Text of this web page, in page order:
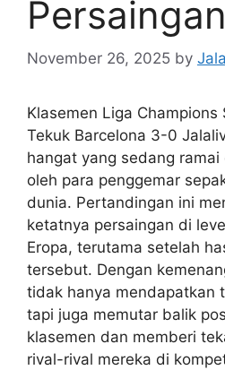
November 26, 2025 by
Klasemen Liga Champions
Tekuk Barcelona 3-0
hangat yang sedang
oleh para penggemar
dunia. Pertandingan ini
ketatnya persaingan di
Eropa, terutama setelah
tersebut. Dengan
tidak hanya mendapatkan
tapi juga memutar balik
klasemen dan memberi
rival-rival mereka di